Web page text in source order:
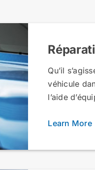
Qu’il
véhicule
l’aide
Learn More